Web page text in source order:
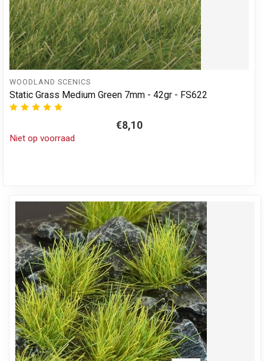
WOODLAND SCENICS
Static Grass Medium Green 7mm - 42gr - FS622
€8,10
Niet op voorraad